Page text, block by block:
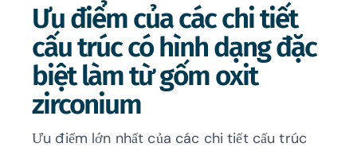
Ưu điểm của các chi tiết
cấu trúc có hình dạng đặc
biệt làm từ gốm oxit
zirconium
Ưu điểm lớn nhất của các chi tiết cấu trúc